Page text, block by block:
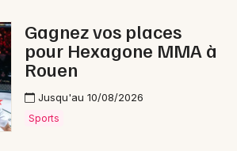
Gagnez vos places
pour Hexagone MMA à
Rouen
Jusqu'au 10/08/2026
Sports